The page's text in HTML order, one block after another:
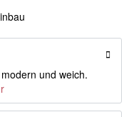
und weich.